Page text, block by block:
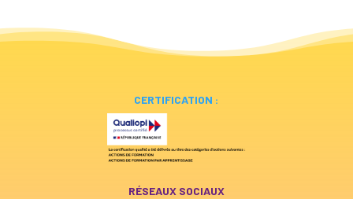
CERTIFICATION :
RÉSEAUX SOCIAUX